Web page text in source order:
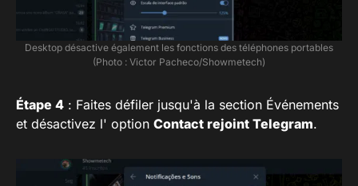
Desktop désactive également les fonctions des téléphones portables
(Photo : Victor Pacheco/Showmetech)
Étape 4 : Faites défiler jusqu'à la section Événements
et désactivez l' option Contact rejoint Telegram.